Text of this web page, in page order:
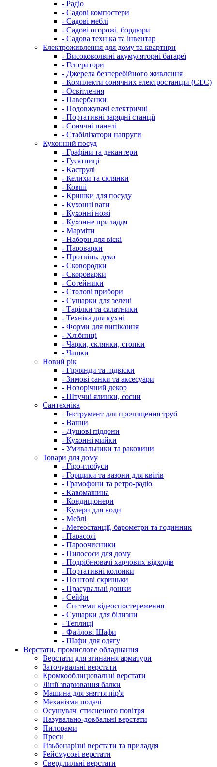
- Радіо
- Садові компостери
- Садові меблі
- Садові огорожі, бордюри
- Садова техніка та інвентар
Електроживлення для дому та квартири
- Високовольтні акумуляторні батареї
- Генератори
- Джерела безперебійного живлення
- Комплекти сонячних електростанцій (СЕС)
- Освітлення
- Павербанки
- Подовжувачі електричні
- Портативні зарядні станції
- Сонячні панелі
- Стабілізатори напруги
Кухонний посуд
- Графіни та декантери
- Гусятниці
- Каструлі
- Келихи та склянки
- Ковші
- Кришки для посуду
- Кухонні ваги
- Кухонні ножі
- Кухонне приладдя
- Марміти
- Набори для віскі
- Пароварки
- Протвінь, деко
- Сковородки
- Скороварки
- Сотейники
- Столові прибори
- Сушарки для зелені
- Тарілки та салатники
- Техніка для кухні
- Форми для випікання
- Хлібниці
- Чарки, склянки, стопки
- Чашки
Новий рік
- Гірлянди та підвіски
- Зимові санки та аксесуари
- Новорічний декор
- Штучні ялинки, сосни
Сантехніка
- Інструмент для прочищення труб
- Ванни
- Душові піддони
- Кухонні мийки
- Умивальники та раковини
Товари для дому
- Гіро-глобуси
- Горщики та вазони для квітів
- Грамофони та ретро-радіо
- Кавомашина
- Кондиціонери
- Кулери для води
- Меблі
- Метеостанції, барометри та годинник
- Парасолі
- Пароочисники
- Пилососи для дому
- Подрібнювачі харчових відходів
- Портативні колонки
- Поштові скриньки
- Прасувальні дошки
- Сейфи
- Системи відеоспостереження
- Сушарки для білизни
- Теплиці
- Файлові Шафи
- Шафи для одягу
Верстати, промислове обладнання
Верстати для згинання арматури
Заточувальні верстати
Кромкооблицювальні верстати
Лінії зварювання балки
Машина для зняття пір'я
Механізми подачі
Осушувачі стисненого повітря
Пазувально-довбальні верстати
Пилорами
Преси
Різьбонарізні верстати та приладдя
Рейсмусові верстати
Свердлильні верстати